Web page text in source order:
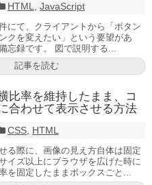
HTML, JavaScript
にて、クライアントから「ボタン
クを変えたい」という要望があ
忘録です。 図で説明する...
記事を読む
比率を維持したまま、コ
合わせて表示させる方法
CSS, HTML
る際に、画像の見え方自体は固定
イズ以上にブラウザを広げた時に
を固定したままボックスごと...